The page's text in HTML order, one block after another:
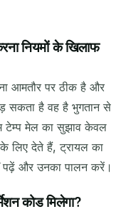
नियमों के खिलाफ
आमतौर पर ठीक है और
सकता है वह है भुगतान से
टेम्प मेल का सुझाव केवल
देते हैं, ट्रायल का
पढ़ें और उनका पालन करें।
कोड मिलेगा?